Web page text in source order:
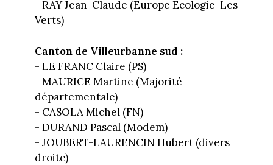
- RAY Jean-Claude (Europe Ecologie-Les
Verts)
Canton de Villeurbanne sud :
- LE FRANC Claire (PS)
- MAURICE Martine (Majorité
départementale)
- CASOLA Michel (FN)
- DURAND Pascal (Modem)
- JOUBERT-LAURENCIN Hubert (divers
droite)